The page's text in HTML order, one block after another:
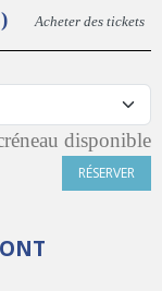
Acheter des tickets
disponible
RÉSERVER